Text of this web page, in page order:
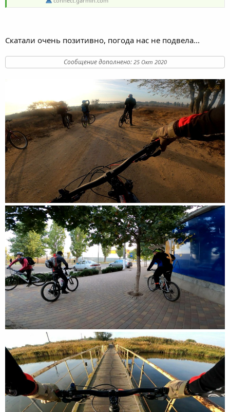
Скатали очень позитивно, погода нас не подвела...
Сообщение дополнено: 25 Окт 2020